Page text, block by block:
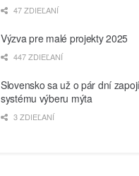
47 ZDIEĽANÍ
Výzva pre malé projekty 2025
447 ZDIEĽANÍ
Slovensko sa už o pár dní
systému výberu mýta
3 ZDIEĽANÍ